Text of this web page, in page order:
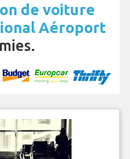
de voiture
Aéroport